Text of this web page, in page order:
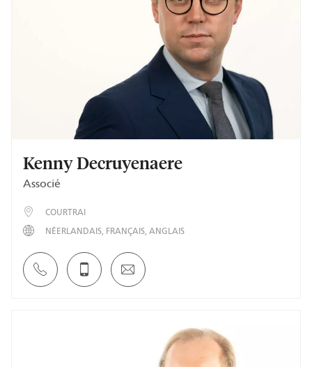
Kenny Decruyenaere
Associé
COURTRAI
NÉERLANDAIS FRANÇAIS ANGLAIS